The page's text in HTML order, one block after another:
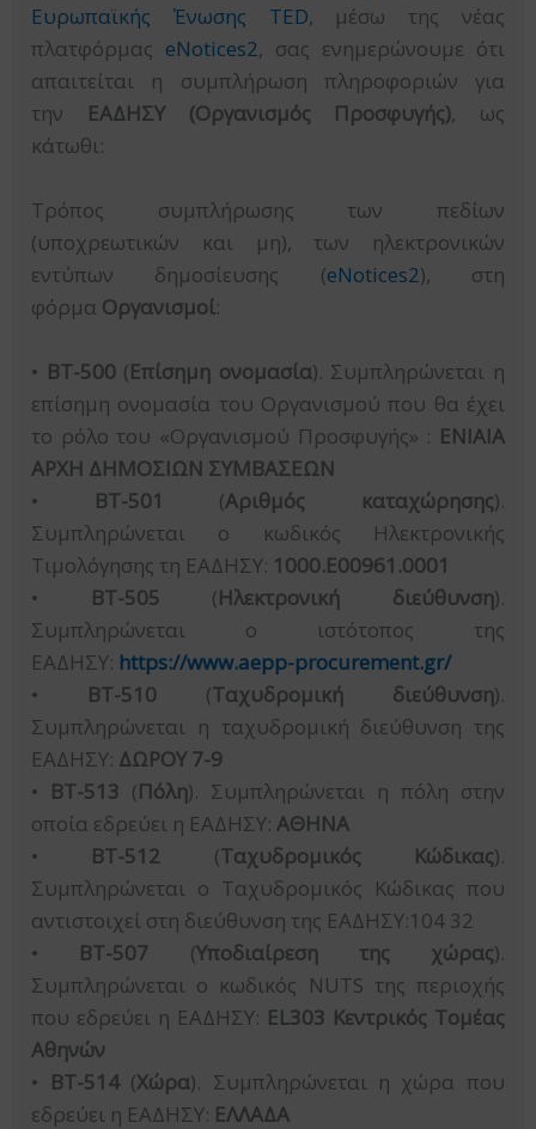
Ευρωπαϊκής Ένωσης TED, μέσω της νέας
πλατφόρμας eNotices2, σας ενημερώνουμε ότι
απαιτείται η συμπλήρωση πληροφοριών για
την ΕΑΔΗΣΥ (Οργανισμός Προσφυγής), ως
κάτωθι:
Τρόπος συμπλήρωσης των πεδίων
(υποχρεωτικών και μη), των ηλεκτρονικών
εντύπων δημοσίευσης (eNotices2), στη
φόρμα Οργανισμοί:
• BT-500(Επίσημη ονομασία). Συμπληρώνεται η
επίσημη ονομασία του Οργανισμού που θα έχει
το ρόλο του «Οργανισμού Προσφυγής» : ΕΝΙΑΙΑ
ΑΡΧΗ ΔΗΜΟΣΙΩΝ ΣΥΜΒΑΣΕΩΝ
• BT-501 (Αριθμός καταχώρησης).
Συμπληρώνεται ο κωδικός Ηλεκτρονικής
Τιμολόγησης τη ΕΑΔΗΣΥ: 1000.E00961.0001
• BT-505 (Ηλεκτρονική διεύθυνση).
Συμπληρώνεται ο ιστότοπος της
ΕΑΔΗΣΥ: https://www.aepp-procurement.gr/
• BT-510 (Ταχυδρομική διεύθυνση).
Συμπληρώνεται η ταχυδρομική διεύθυνση της
ΕΑΔΗΣΥ: ΔΩΡΟΥ 7-9
• BT-513 (Πόλη). Συμπληρώνεται η πόλη στην
οποία εδρεύει η ΕΑΔΗΣΥ:ΑΘΗΝΑ
• BT-512 (Ταχυδρομικός Κώδικας).
Συμπληρώνεται ο Ταχυδρομικός Κώδικας που
αντιστοιχεί στη διεύθυνση της ΕΑΔΗΣΥ:104 32
• BT-507 (Υποδιαίρεση της χώρας).
Συμπληρώνεται ο κωδικός NUTS της περιοχής
που εδρεύει η ΕΑΔΗΣΥ: EL303 Κεντρικός Τομέας
Αθηνών
• BT-514(Χώρα). Συμπληρώνεται η χώρα που
εδρεύει η ΕΑΔΗΣΥ: ΕΛΛΑΔΑ